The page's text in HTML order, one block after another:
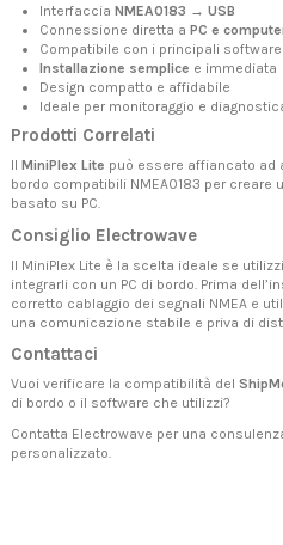
Interfaccia NMEA0183 → USB
Connessione diretta a PC e
Compatibile con i principali
Installazione semplice e immediata
Design compatto e affidabile
Ideale per monitoraggio e
Prodotti Correlati
Il MiniPlex Lite può essere affiancato ad
bordo compatibili NMEA0183 per creare
basato su PC.
Consiglio Electrowave
Il MiniPlex Lite è la scelta ideale se
integrarli con un PC di bordo. Prima
corretto cablaggio dei segnali NMEA e
una comunicazione stabile e priva di
Contattaci
Vuoi verificare la compatibilità del
di bordo o il software che utilizzi?
Contatta Electrowave per una
personalizzato.